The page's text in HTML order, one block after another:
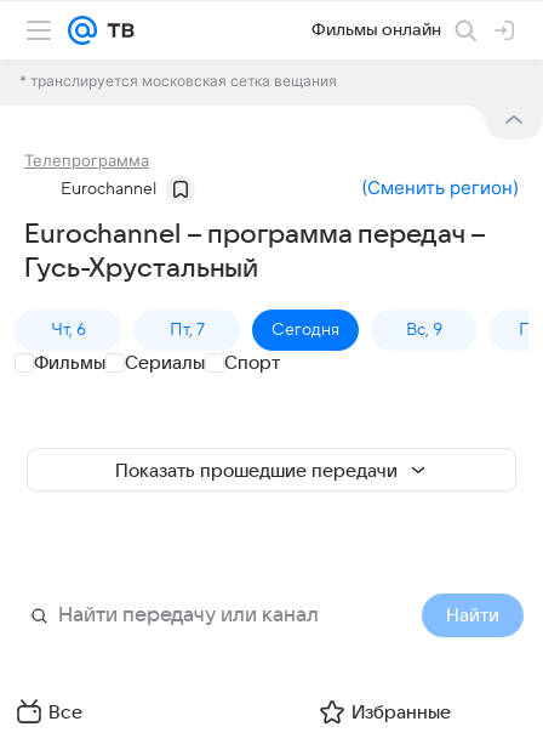
Фильмы онлайн
* транслируется московская сетка вещания
Телепрограмма
Eurochannel (Сменить регион)
Eurochannel – программа передач –
Гусь-Хрустальный
Чт, 6 Пт, 7 Сегодня Вс, 9
Фильмы Сериалы Спорт
Показать прошедшие передачи
Найти
Все Избранные